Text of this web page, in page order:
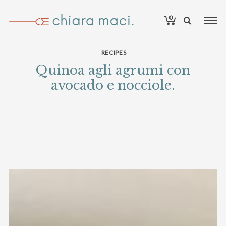
0
RECIPES
Quinoa agli agrumi con
avocado e nocciole.